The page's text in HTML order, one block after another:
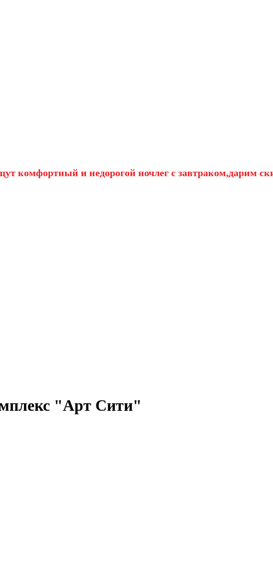
комфортный и недорогой ночлег с завтраком,дарим
"Арт Сити"